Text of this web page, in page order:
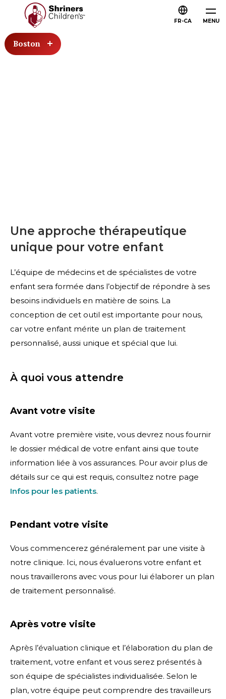
MENU
FR-CA
Boston
Une approche thérapeutique
unique pour votre enfant
L’équipe de médecins et de spécialistes de votre
enfant sera formée dans l’objectif de répondre à ses
besoins individuels en matière de soins. La
conception de cet outil est importante pour nous,
car votre enfant mérite un plan de traitement
personnalisé, aussi unique et spécial que lui.
À quoi vous attendre
Avant votre visite
Avant votre première visite, vous devrez nous fournir
le dossier médical de votre enfant ainsi que toute
information liée à vos assurances. Pour avoir plus de
détails sur ce qui est requis, consultez notre page
Infos pour les patients.
Pendant votre visite
Vous commencerez généralement par une visite à
notre clinique. Ici, nous évaluerons votre enfant et
nous travaillerons avec vous pour lui élaborer un plan
de traitement personnalisé.
Après votre visite
Après l’évaluation clinique et l’élaboration du plan de
traitement, votre enfant et vous serez présentés à
son équipe de spécialistes individualisée. Selon le
plan, votre équipe peut comprendre des travailleurs